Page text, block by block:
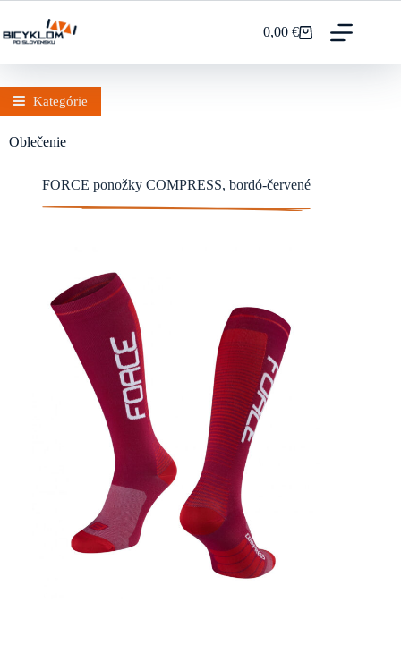
obsah
Nákupný
0,00€
Oblečenie
FORCE ponožky COMPRESS, bordó-červené
Kategórie